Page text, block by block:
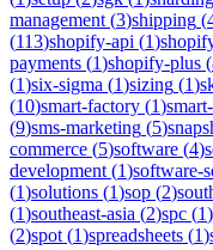
management (3)shipping (
(113)shopify-api (1)
payments (1)shopify-plus (
(1)six-sigma (1)sizing (1)
(10)smart-factory (1)
(9)sms-marketing (5)
commerce (5)software (4)
development (1)software-
(1)solutions (1)sop (2)
(1)southeast-asia (2)spc (1)
(2)spot (1)spreadsheets (1)